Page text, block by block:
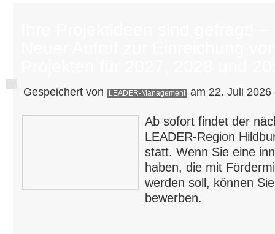
Gespeichert von LEADER-Management am 22. Juli 2026
Ab sofort findet der
LEADER-Region
statt. Wenn Sie eine
haben, die mit
werden soll, können
bewerben.